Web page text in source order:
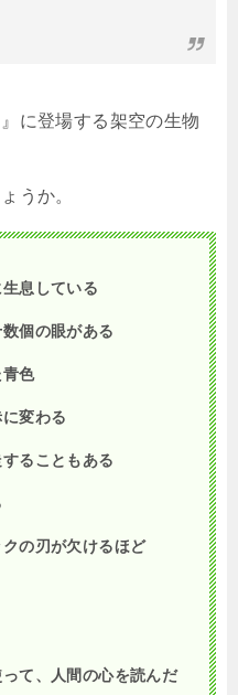
に登場する架空の生物
うか。
息している
個の眼がある
色
変わる
ることもある
の刃が欠けるほど
て、人間の心を読んだ